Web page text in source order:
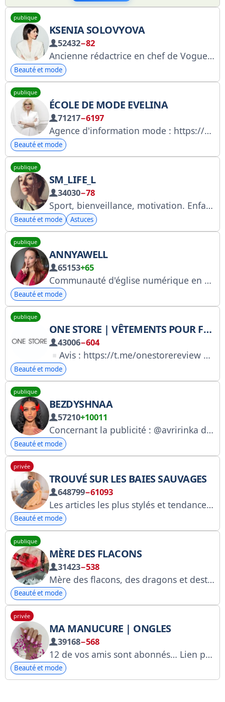
publique
KSENIA SOLOVYOVA
52432−82
Ancienne rédactrice en chef de Vogue et Tatler, fondatrice du magazine en ligne « Solovei » – dédié à la mode, la beauté et l’art de vivre. Perspectives, analyses et anecdotes personnelles. Pour toute demande éditoriale, veuillez contacter @kseniaa_solovieva ; pour toute demande commerciale, veuillez contacter @ks_commercial. Roskomnadzor : https://clck.ru/3FMvc8
Beauté et mode
publique
ÉCOLE DE MODE EVELINA
71217−6197
Agence d'information mode : https://gosuslugi.ru/snet/68da511142f365751e3f5c8e Demande auprès du RKN : 6164187950 Publicité : @dasha_alt Conférences : pr@tabriz.ru Actualités : pa@evelinakhromtchenko.com Actualités : http://bit.ly/AddressForNews
Beauté et mode
publique
SM_LIFE_L
34030−78
Sport, bienveillance, motivation. Enfants, famille, vie. Développement de mon entreprise de beauté. Collaboration
Beauté et mode Astuces
publique
ANNYAWELL
65153+65
Communauté d'église numérique en coopération avec TG @annya_pr Numéro de demande RKN : 4951242773 Page personnelle RKN : https://knd.gov.ru/license?id=678edd676b68e25950841eb3®istryType=bloggersPermission
Beauté et mode
publique
ONE STORE | VÊTEMENTS POUR FEMMES | KAZAN
43006−604
Avis : https://t.me/onestorereview
Beauté et mode
publique
BEZDYSHNAA
57210+10011
Concernant la publicité : @avririnka donne son avis sur les publicités : https://t.me/otzbezdyshnaa https://gosuslugi.ru/snet/67af2b2ca7b872052aa3c610
Beauté et mode
privée
TROUVÉ SUR LES BAIES SAUVAGES
648799−61093
Les articles les plus stylés et tendance de Wildberries. Publicité et promotion : @JACKDANIELSWORK. Publicité produit : @feeriyas @kate_wbs @elizvtttta
Beauté et mode
publique
MÈRE DES FLACONS
31423−538
Mère des flacons, des dragons et destructrice de canons Neorosima Baccarat™ 81+ Blog de parfums Gastro-lifeblog - @pej_do_dna DA/RP - @smelldate_pr (Svetlana) Questions supplémentaires - @wedontsow RKN - https://clck.ru/3FUtrf
Beauté et mode
privée
MA MANUCURE | ONGLES
39168−568
12 de vos amis sont abonnés… Lien pour un ami : https://t.me/+lNi6PxnMqFU5ZGFi Pour toute question : @jgrueber, @stetxoven Publicité : https://telega.in/c/nailsch
Beauté et mode